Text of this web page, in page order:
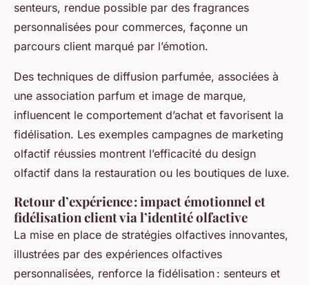
senteurs, rendue possible par des fragrances
personnalisées pour commerces, façonne un
parcours client marqué par l’émotion.
Des techniques de diffusion parfumée, associées à
une association parfum et image de marque,
influencent le comportement d’achat et favorisent la
fidélisation. Les exemples campagnes de marketing
olfactif réussies montrent l’efficacité du design
olfactif dans la restauration ou les boutiques de luxe.
Retour d’expérience : impact émotionnel et
fidélisation client via l’identité olfactive
La mise en place de stratégies olfactives innovantes,
illustrées par des expériences olfactives
personnalisées, renforce la fidélisation : senteurs et